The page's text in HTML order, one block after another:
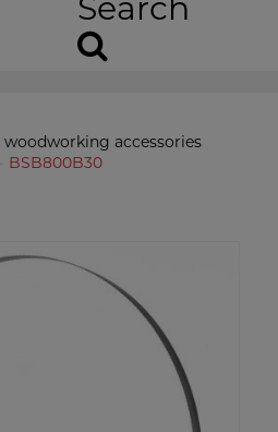
Search
woodworking accessories
BSB800B30